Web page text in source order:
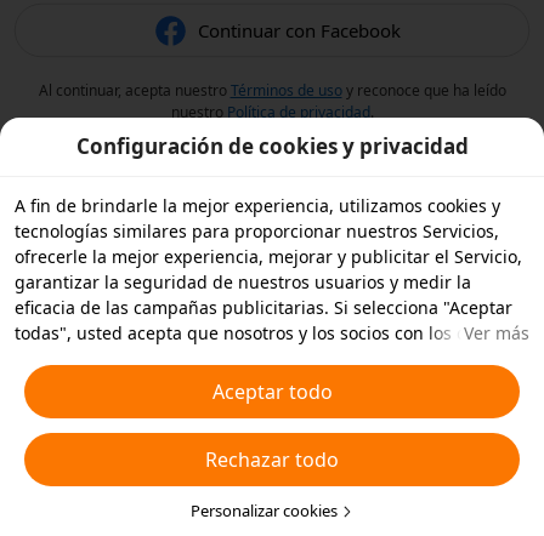
Continuar con Facebook
Al continuar, acepta nuestroTérminos de usoy reconoce que ha leído
nuestro Política de privacidad.
Configuración de cookies y privacidad
A fin de brindarle la mejor experiencia, utilizamos cookies y
tecnologías similares para proporcionar nuestros Servicios,
ofrecerle la mejor experiencia, mejorar y publicitar el Servicio,
garantizar la seguridad de nuestros usuarios y medir la
eficacia de las campañas publicitarias. Si selecciona "Aceptar
todas", usted acepta que nosotros y los socios con los que
su dispositivo con fines publicitarios. También puede
"Rechazar todas" las cookies no esenciales o elegir qué tipos
de cookies desea aceptar o desactivar haciendo clic en
"Personalizar cookies" a continuación, o en cualquier momento
en su configuración de privacidad. Para obtener más detalles,
Política de cookies y tecnologías similares
Ver más
Aceptar todo
Rechazar todo
Personalizar cookies